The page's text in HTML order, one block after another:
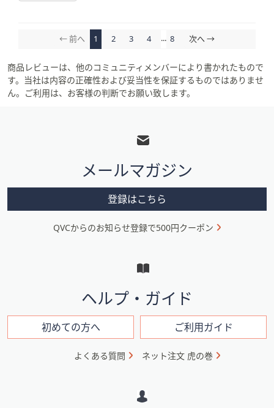
← 前へ 1 2 3 4 ... 8 次へ →
商品レビューは、他のコミュニティメンバーにより書かれたもので
す。当社は内容の正確性および妥当性を保証するものではありませ
ん。ご利用は、お客様の判断でお願い致します。
メ
ニ
ン
メールマガジン
登録はこちら
QVCからのお知らせ登録で500円クーポン
ヘルプ・ガイド
初めての方へ ご利用ガイド
よくある質問 ネット注文 虎の巻